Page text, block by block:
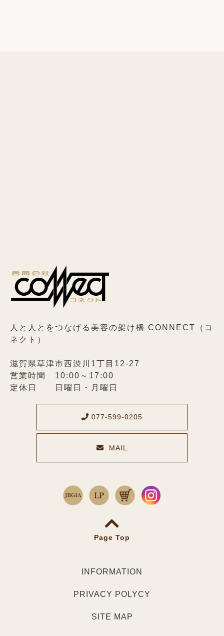
人と人とをつなげる美容の架け橋 CONNECT（コ
ネクト）
滋賀県草津市西渋川1丁目12-27
営業時間 10:00～17:00
定休日 日曜日・月曜日
077-599-0205
MAIL
メールでのお問い合わせ
Page Top
INFORMATION
会社概要
PRIVACY POLYCY
プライバシーポリシー
SITE MAP